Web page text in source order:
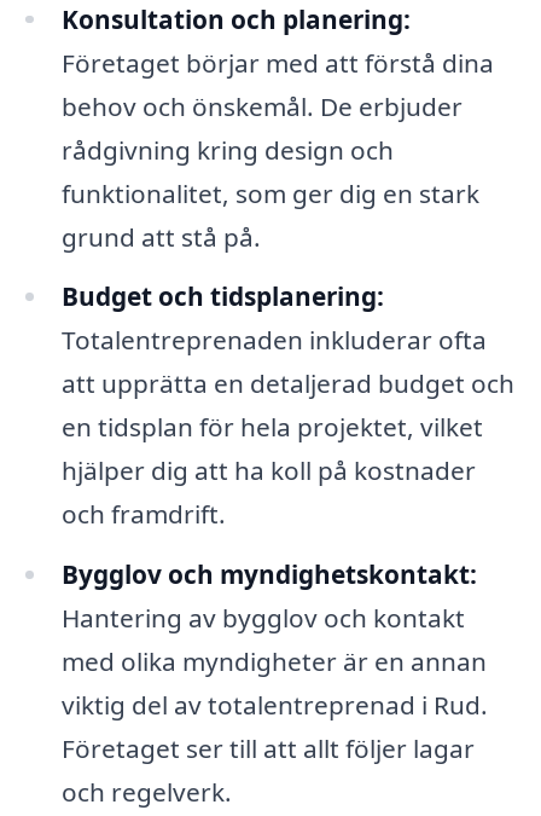
Konsultation och planering:
Företaget börjar med att förstå dina
behov och önskemål. De erbjuder
rådgivning kring design och
funktionalitet, som ger dig en stark
grund att stå på.
Budget och tidsplanering:
Totalentreprenaden inkluderar ofta
att upprätta en detaljerad budget och
en tidsplan för hela projektet, vilket
hjälper dig att ha koll på kostnader
och framdrift.
Bygglov och myndighetskontakt:
Hantering av bygglov och kontakt
med olika myndigheter är en annan
viktig del av totalentreprenad i Rud.
Företaget ser till att allt följer lagar
och regelverk.